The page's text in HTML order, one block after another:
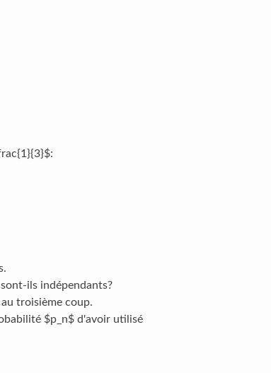
ils indépendants?
troisième coup.
$p_n$ d'avoir utilisé